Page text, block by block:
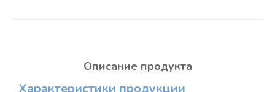
Описание продукта